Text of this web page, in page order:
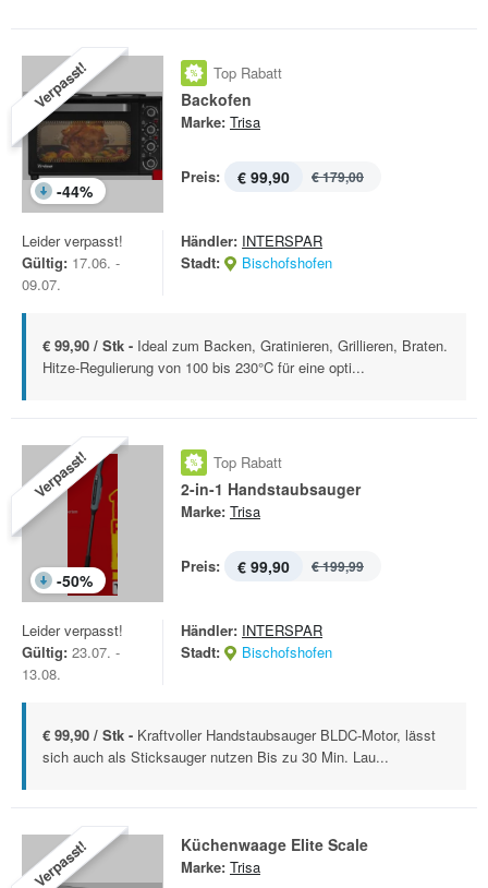
Verpasst!
-44%
Top Rabatt
Backofen
Marke: Trisa
Preis: € 99,90 € 179,00
Leider verpasst!
Gültig: 17.06. -
09.07.
Händler: INTERSPAR
Stadt:
Bischofshofen
€ 99,90 / Stk - Ideal zum Backen, Gratinieren, Grillieren, Braten.
Hitze-Regulierung von 100 bis 230°C für eine opti...
Verpasst!
-50%
Top Rabatt
2-in-1 Handstaubsauger
Marke: Trisa
Preis: € 99,90 € 199,99
Leider verpasst!
Gültig: 23.07. -
13.08.
Händler: INTERSPAR
Stadt:
Bischofshofen
€ 99,90 / Stk - Kraftvoller Handstaubsauger BLDC-Motor, lässt
sich auch als Sticksauger nutzen Bis zu 30 Min. Lau...
Verpasst! Küchenwaage Elite Scale
Marke: Trisa